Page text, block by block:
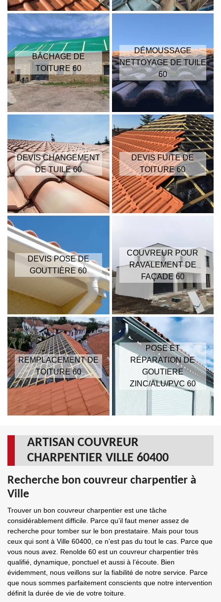
BÂCHAGE DE
TOITURE 60
DÉMOUSSAGE
NETTOYAGE DE TUILE
60
DEVIS CHANGEMENT
DE TUILE 60
DEVIS FUITE DE
TOITURE 60
DEVIS POSE DE
GOUTTIÈRE 60
COUVREUR POUR
RAVALEMENT DE
FAÇADE 60
REMPLACEMENT DE
TOITURE 60
POSE ET
RÉPARATION DE
GOUTIERE
ZINC/ALU/PVC 60
ARTISAN COUVREUR
CHARPENTIER VILLE 60400
Recherche bon couvreur charpentier à
Ville
Trouver un bon couvreur charpentier est une tâche
considérablement difficile. Parce qu’il faut mener assez de
recherche pour tomber sur le bon prestataire. Mais pour tous
ceux qui sont à Ville 60400, ce n’est pas du tout le cas. Parce que
vous nous avez. Renolde 60 est un couvreur charpentier très
qualifié, dynamique, ponctuel et aussi à l’écoute. Bien
évidemment, nous veillons sur la fiabilité de notre service. Parce
que nous sommes parfaitement conscients que notre intervention
définit la durée de vie de votre toiture.